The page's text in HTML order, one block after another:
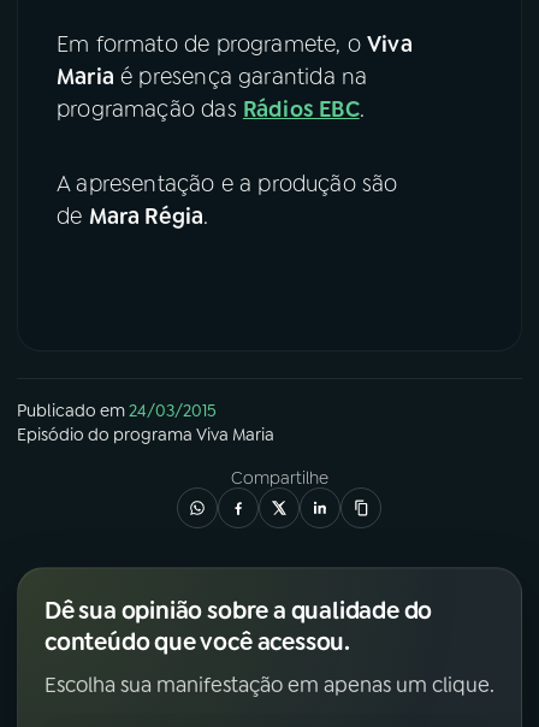
Em formato de programete, oViva
Maria é presença garantida na
programação das Rádios EBC.
A apresentação e a produção são
de Mara Régia.
Publicado em24/03/2015
Episódio do programa Viva Maria
Compartilhe
Dê sua opinião sobre a qualidade do
conteúdo que você acessou.
Escolha sua manifestação em apenas um clique.